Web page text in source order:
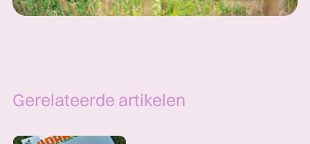
Gerelateerde artikelen